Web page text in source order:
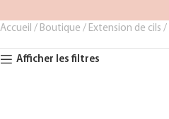
Accueil / Boutique / Extension de cils /
Afficher les filtres